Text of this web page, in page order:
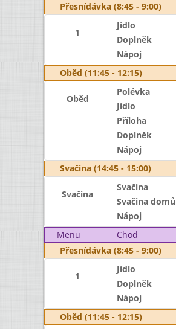
Přesnídávka (8:45 - 9:00)
1
Jídlo
Doplněk
Nápoj
Oběd (11:45 - 12:15)
Oběd
Polévka
Jídlo
Příloha
Doplněk
Nápoj
Svačina (14:45 - 15:00)
Svačina
Svačina
Svačina domů
Nápoj
Menu
Chod
Přesnídávka (8:45 - 9:00)
1
Jídlo
Doplněk
Nápoj
Oběd (11:45 - 12:15)